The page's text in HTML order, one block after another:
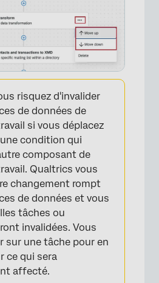
risquez d'invalider
de données de
si vous déplacez
condition qui
composant de
Qualtrics vous
changement rompt
de données et vous
tâches ou
invalidées. Vous
sur une tâche pour en
ce qui sera
affecté.